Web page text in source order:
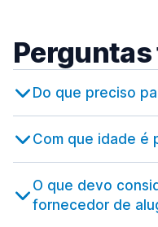
Benfica
8 ofertas especiais em 1
Braga
Bragança
Caldas da Rainha
82 ofertas especiais em 1
desde 35,69 € por dia
Aeroporto de
desde 37,81 € por dia
Zurique
637 ofertas especiais em
Do que preciso
Com que idade é
O que devo
fornecedor de